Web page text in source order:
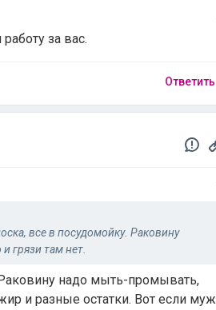
за вас.
Ответить
все в посудомойку. Раковину
грязи там нет.
надо мыть-промывать,
и разные остатки. Вот если муж